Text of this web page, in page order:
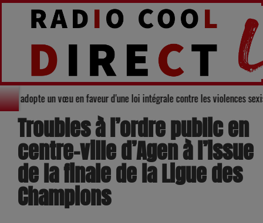
départemental du Gers adopte un vœu en faveur d'une loi intégrale
Troubles à l’ordre public en
centre-ville d’Agen à l’issue
de la finale de la Ligue des
Champions